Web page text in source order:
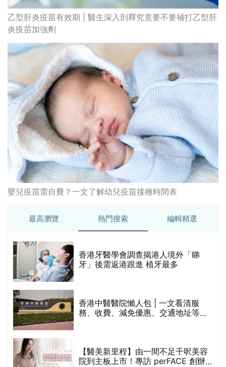
乙型肝炎疫苗有效期 | 醫生深入剖釋究竟要不要補打乙型肝
炎疫苗加強劑
嬰兒疫苗需自費？一文了解幼兒疫苗接種時間表
最高瀏覽 熱門搜索 編輯精選
香港牙醫學會調查揭港人境外「睇
牙」後需返港跟進 植牙最多
香港中醫醫院懶人包 | 一文看清服
務、收費、減免優惠、交通地址等
【醫美新里程】由一間不足千呎美容
院到主板上市！專訪 perFACE 創辦